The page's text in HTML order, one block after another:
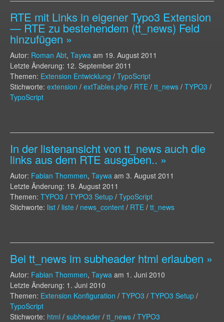
RTE mit Links in eigener Typo3 Extension
— RTE zu bestehendem (tt_news) Feld
hinzufügen »
Autor: Roman Abt, Taywa am 19. August 2011
Letzte Änderung: 12. September 2011
Themen: Extension Entwicklung / TypoScript
Stichworte: extension / extTables.php / RTE / tt_news / TYPO3 /
TypoScript
In der listenansicht von tt_news auch die
links aus dem RTE ausgeben.. »
Autor: Fabian Thommen, Taywa am 3. August 2011
Letzte Änderung: 19. August 2011
Themen: TYPO3 / TYPO3 Setup / TypoScript
Stichworte: list / liste / news_content / RTE / tt_news
Bei tt_news im subheader html erlauben »
Autor: Fabian Thommen, Taywa am 1. Juni 2010
Letzte Änderung: 1. Juni 2010
Themen: Extension Konfiguration / TYPO3 / TYPO3 Setup /
TypoScript
Stichworte: html / subheader / tt_news / TYPO3